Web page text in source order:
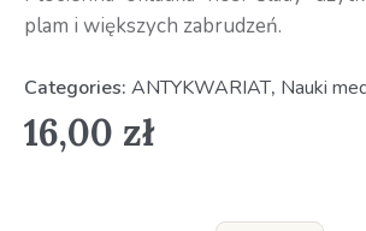
plam i większych zabrudzeń.
Categories: ANTYKWARIAT, Nauki
16,00 zł